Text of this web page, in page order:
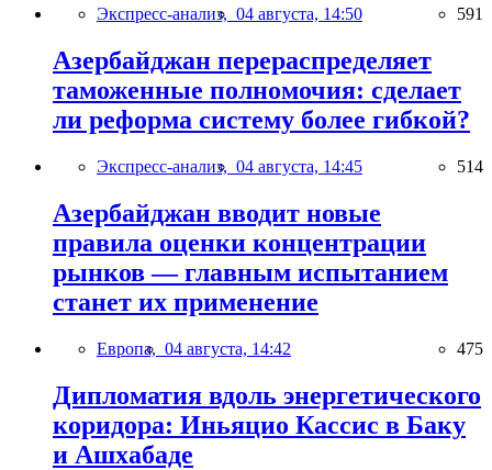
Экспресс-анализ, 04 августа, 14:50 591
Азербайджан перераспределяет
таможенные полномочия: сделает
ли реформа систему более гибкой?
Экспресс-анализ, 04 августа, 14:45 514
Азербайджан вводит новые
правила оценки концентрации
рынков — главным испытанием
станет их применение
Европа, 04 августа, 14:42 475
Дипломатия вдоль энергетического
коридора: Иньяцио Кассис в Баку
и Ашхабаде